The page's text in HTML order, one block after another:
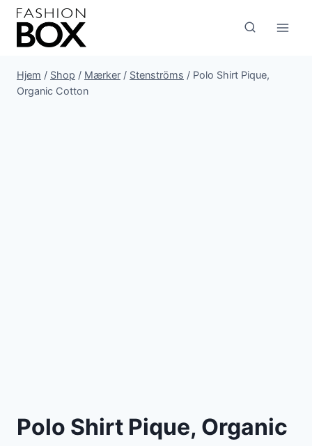
Fortsæt
indhold
Hjem / Shop / Mærker / Stenströms / Polo Shirt Pique,
Organic Cotton
Polo Shirt Pique, Organic